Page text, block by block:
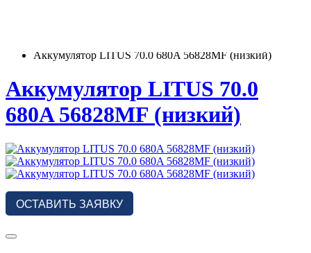
Аккумулятор LITUS 70.0 680A 56828MF (низкий)
Аккумулятор LITUS 70.0
680A 56828MF (низкий)
ОСТАВИТЬ ЗАЯВКУ